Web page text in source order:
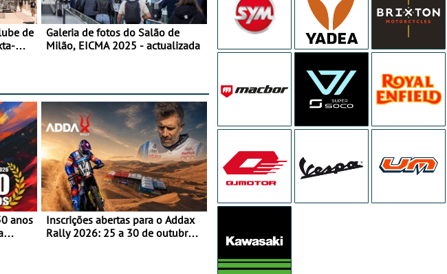
de
Galeria de fotos do Salão de
Milão, EICMA 2025 - actualizada
anos
Inscrições abertas para o Addax
Rally 2026: 25 a 30 de outubro -